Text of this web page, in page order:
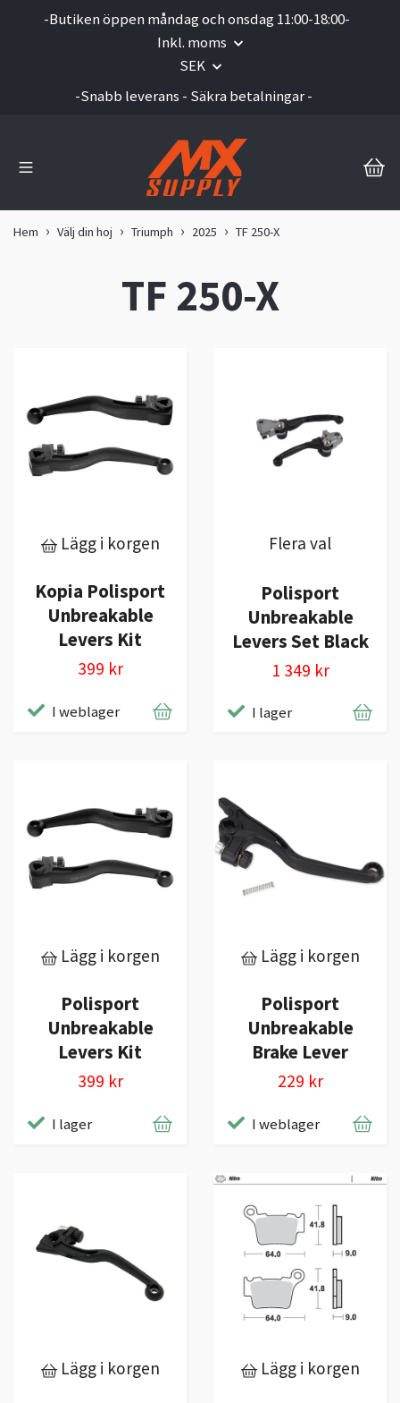
-Butiken öppen måndag och onsdag 11:00-18:00-
Inkl. moms
SEK
-Snabb leverans - Säkra betalningar -
Hem Välj din hoj Triumph 2025 TF 250-X
TF 250-X
Lägg i korgen
Kopia Polisport
Unbreakable
Levers Kit
399 kr
I weblager
Flera val
Polisport
Unbreakable
Levers Set Black
1 349 kr
I lager
Lägg i korgen
Polisport
Unbreakable
Levers Kit
399 kr
I lager
Lägg i korgen
Polisport
Unbreakable
Brake Lever
229 kr
I weblager
Lägg i korgen Lägg i korgen